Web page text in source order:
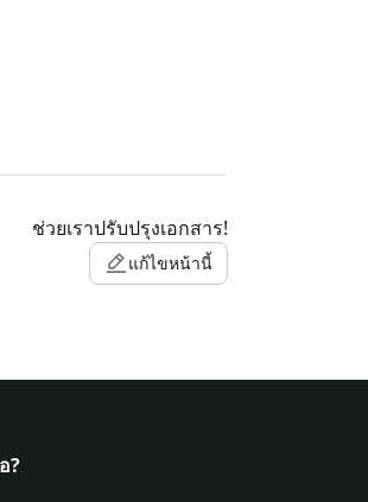
ช่วยเราปรับปรุงเอกสาร!
แก้ไขหน้านี้
?